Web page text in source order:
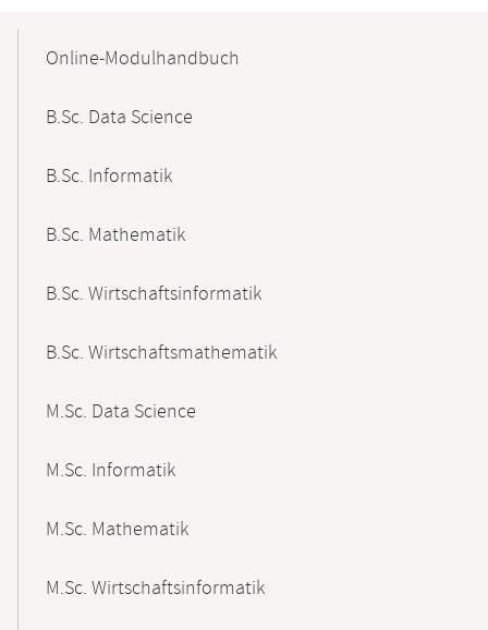
NavigationOnline-Modulhandbuch
B.Sc. Data Science
B.Sc. Informatik
B.Sc. Mathematik
B.Sc. Wirtschaftsinformatik
B.Sc. Wirtschaftsmathematik
M.Sc. Data Science
M.Sc. Informatik
M.Sc. Mathematik
M.Sc. Wirtschaftsinformatik